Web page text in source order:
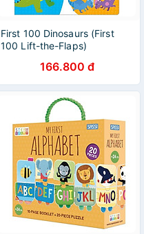
First 100 Dinosaurs (First
100 Lift-the-Flaps)
166.800 đ